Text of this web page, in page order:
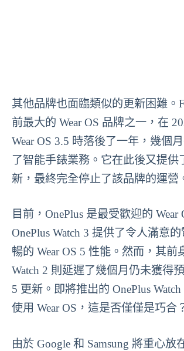
其他品牌也面臨類似的更新困難。
前最大的 Wear OS 品牌之一，在
Wear OS 3.5 時落後了一年，幾個
了智能手錶業務。它在此後又提供
新，最終完全停止了該品牌的運營
目前，OnePlus 是最受歡迎的 Wear
OnePlus Watch 3 提供了令人滿意
暢的 Wear OS 5 性能。然而，其前
Watch 2 則延遲了幾個月仍未獲得
5 更新。即將推出的 OnePlus
使用 Wear OS，這是否僅僅是巧合
由於 Google 和 Samsung 將重心放